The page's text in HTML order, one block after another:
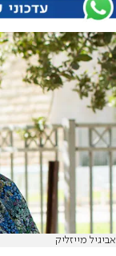
אביגיל מייזליק